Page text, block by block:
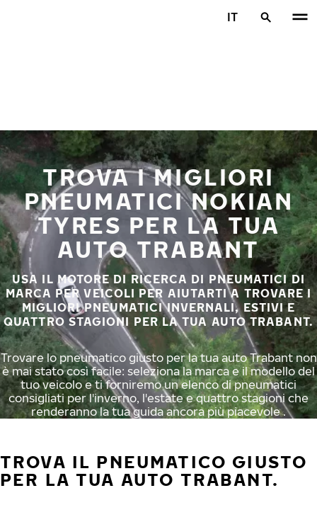
IT
TROVA I MIGLIORI
PNEUMATICI NOKIAN
TYRES PER LA TUA
AUTO TRABANT
USA IL MOTORE DI RICERCA DI PNEUMATICI DI
MARCA PER VEICOLI PER AIUTARTI A TROVARE I
MIGLIORI PNEUMATICI INVERNALI, ESTIVI E
QUATTRO STAGIONI PER LA TUA AUTO TRABANT.
Trovare lo pneumatico giusto per la tua auto Trabant non
è mai stato così facile: seleziona la marca e il modello del
tuo veicolo e ti forniremo un elenco di pneumatici
consigliati per l'inverno, l'estate e quattro stagioni che
renderanno la tua guida ancora più piacevole .
TROVA IL PNEUMATICO GIUSTO
PER LA TUA AUTO TRABANT.